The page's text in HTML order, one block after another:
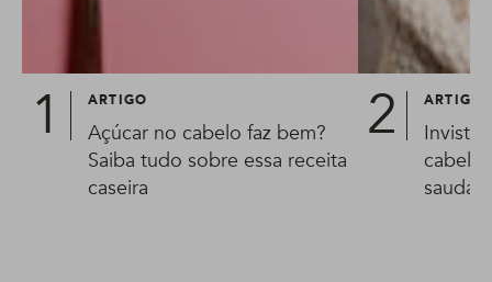
ARTIGO
Açúcar no cabelo faz bem?
Saiba tudo sobre essa receita
caseira
ARTIGO
Invista